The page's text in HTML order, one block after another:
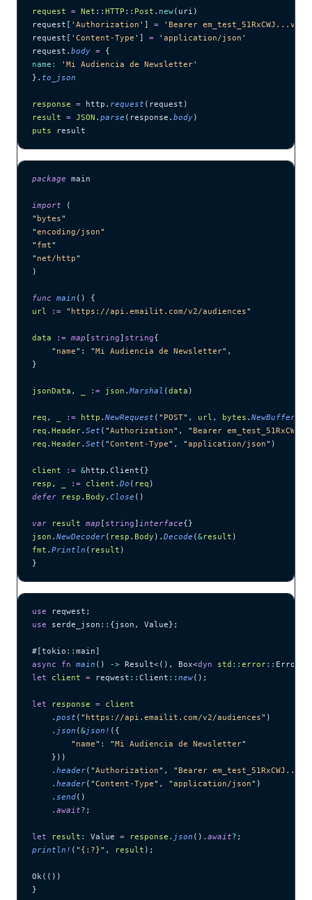
request = Net :: HTTP :: Post . new(uri)
request[ ' Authorization ' ] = ' Bearer
request[ ' Content-Type ' ] = ' application/json '
request. body = {
name : ' Mi Audiencia de Newsletter'
}. to_json
response = http. request (request)
result = JSON . parse (response. body)
puts result
package main
import (
" bytes"
"encoding/json"
" fmt"
" net/http"
)
func main () {
url := " https://api.emailit.com/v2/audiences"
data := map [ string] string{
    "
name" : "Mi Audiencia de Newsletter" ,
}
jsonData , := json .Marshal (data )
req , := http . NewRequest ( " POST" , url , bytes . NewBuffer
req . Header. Set ( "Authorization" , "Bearer
req . Header. Set ( "Content-Type" , "application/json" )
client := &http.Client{}
resp , := client . Do ( req )
defer resp . Body . Close ()
var result map [ string] interface{}
json . NewDecoder( resp . Body ). Decode (&result )
fmt . Println ( result )
}
use reqwest;
use serde_json :: {json, Value};
#[tokio :: main]
async fn main () -> Result<(), Box<dyn std :: error::
let client = reqwest :: Client :: new();
let response = client
    .
post ( " https://api.emailit.com/v2/audiences" )
    .
json (&json! ({
        "
name" : "Mi Audiencia de Newsletter"
    }))
    .
header( "Authorization" , "Bearer
    .
header( "Content-Type" , "application/json" )
    .
send()
    .
await? ;
let result : Value = response . json () . await? ;
println! ( " {:?}" , result );
Ok(())
}